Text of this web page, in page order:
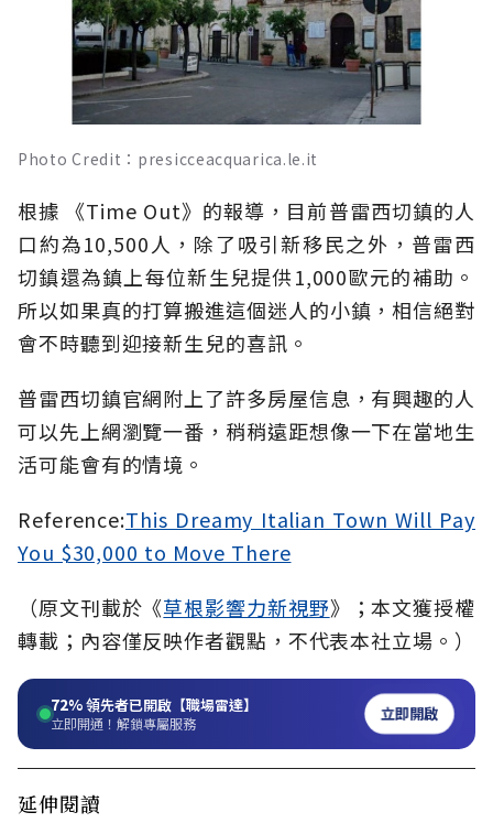
Photo Credit：presicceacquarica.le.it
根據 《Time Out》的報導，目前普雷西切鎮的人
口約為10,500人，除了吸引新移民之外，普雷西
切鎮還為鎮上每位新生兒提供1,000歐元的補助。
所以如果真的打算搬進這個迷人的小鎮，相信絕對
會不時聽到迎接新生兒的喜訊。
普雷西切鎮官網附上了許多房屋信息，有興趣的人
可以先上網瀏覽一番，稍稍遠距想像一下在當地生
活可能會有的情境。
Reference:This Dreamy Italian Town Will Pay
You $30,000 to Move There
（原文刊載於《草根影響力新視野》；本文獲授權
轉載；內容僅反映作者觀點，不代表本社立場。）
72%領先者已開啟【職場雷達】
立即開通！解鎖專屬服務 立即開啟
延伸閱讀